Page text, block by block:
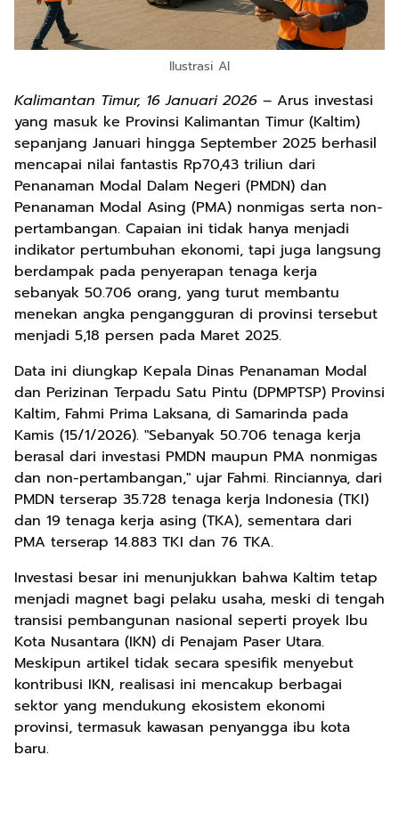
Ilustrasi AI
Kalimantan Timur, 16 Januari 2026 – Arus investasi
yang masuk ke Provinsi Kalimantan Timur (Kaltim)
sepanjang Januari hingga September 2025 berhasil
mencapai nilai fantastis Rp70,43 triliun dari
Penanaman Modal Dalam Negeri (PMDN) dan
Penanaman Modal Asing (PMA) nonmigas serta non-
pertambangan. Capaian ini tidak hanya menjadi
indikator pertumbuhan ekonomi, tapi juga langsung
berdampak pada penyerapan tenaga kerja
sebanyak 50.706 orang, yang turut membantu
menekan angka pengangguran di provinsi tersebut
menjadi 5,18 persen pada Maret 2025.
Data ini diungkap Kepala Dinas Penanaman Modal
dan Perizinan Terpadu Satu Pintu (DPMPTSP) Provinsi
Kaltim, Fahmi Prima Laksana, di Samarinda pada
Kamis (15/1/2026). "Sebanyak 50.706 tenaga kerja
berasal dari investasi PMDN maupun PMA nonmigas
dan non-pertambangan," ujar Fahmi. Rinciannya, dari
PMDN terserap 35.728 tenaga kerja Indonesia (TKI)
dan 19 tenaga kerja asing (TKA), sementara dari
PMA terserap 14.883 TKI dan 76 TKA.
Investasi besar ini menunjukkan bahwa Kaltim tetap
menjadi magnet bagi pelaku usaha, meski di tengah
transisi pembangunan nasional seperti proyek Ibu
Kota Nusantara (IKN) di Penajam Paser Utara.
Meskipun artikel tidak secara spesifik menyebut
kontribusi IKN, realisasi ini mencakup berbagai
sektor yang mendukung ekosistem ekonomi
provinsi, termasuk kawasan penyangga ibu kota
baru.